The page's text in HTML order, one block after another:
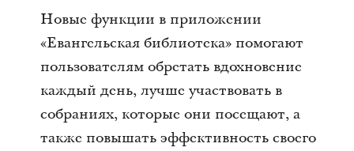
Новые функции в приложении
«Евангельская библиотека» помогают
пользователям обретать вдохновение
каждый день, лучше участвовать в
собраниях, которые они посещают, а
также повышать эффективность своего